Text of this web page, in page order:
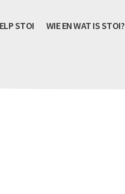
STOI WIE EN WAT IS STOI?